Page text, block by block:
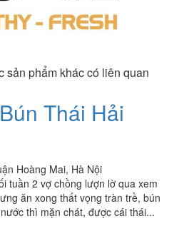
sản phẩm khác có liên quan
Thái Hải
Hoàng Mai, Hà Nội
tuần 2 vợ chồng lượn lờ qua xem
ăn xong thất vọng tràn trề, bún
thì mặn chát, được cái thái...